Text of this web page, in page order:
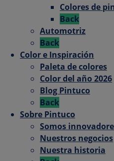
Colores de
Back
Automotriz
Back
Color e Inspiración
Paleta de colores
Color del año 2026
Blog Pintuco
Back
Sobre Pintuco
Somos
Nuestros negocios
Nuestra historia